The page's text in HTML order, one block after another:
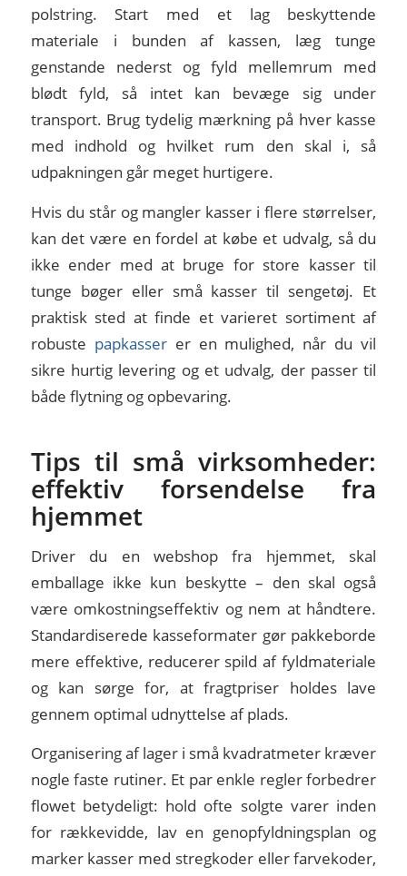
polstring. Start med et lag beskyttende
materiale i bunden af kassen, læg tunge
genstande nederst og fyld mellemrum med
blødt fyld, så intet kan bevæge sig under
transport. Brug tydelig mærkning på hver kasse
med indhold og hvilket rum den skal i, så
udpakningen går meget hurtigere.
Hvis du står og mangler kasser i flere størrelser,
kan det være en fordel at købe et udvalg, så du
ikke ender med at bruge for store kasser til
tunge bøger eller små kasser til sengetøj. Et
praktisk sted at finde et varieret sortiment af
robuste papkasserer en mulighed, når du vil
sikre hurtig levering og et udvalg, der passer til
både flytning og opbevaring.
Tips til små virksomheder:
effektiv forsendelse fra
hjemmet
Driver du en webshop fra hjemmet, skal
emballage ikke kun beskytte – den skal også
være omkostningseffektiv og nem at håndtere.
Standardiserede kasseformater gør pakkeborde
mere effektive, reducerer spild af fyldmateriale
og kan sørge for, at fragtpriser holdes lave
gennem optimal udnyttelse af plads.
Organisering af lager i små kvadratmeter kræver
nogle faste rutiner. Et par enkle regler forbedrer
flowet betydeligt: hold ofte solgte varer inden
for rækkevidde, lav en genopfyldningsplan og
marker kasser med stregkoder eller farvekoder,